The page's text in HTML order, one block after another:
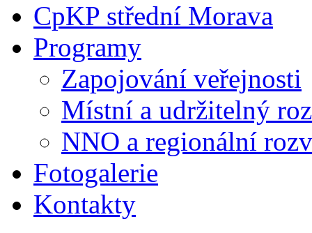
CpKP střední Morava
Programy
Zapojování veřejnosti
Místní a udržitelný
NNO a regionální
Fotogalerie
Kontakty